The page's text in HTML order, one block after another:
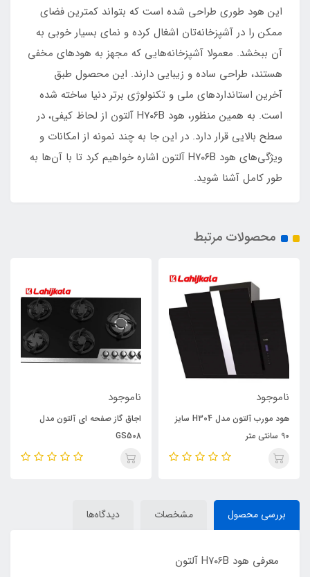
این هود طوری طراحی شده است که بتواند کمترین فضای
ممکن را در آشپزخانه‌تان اشغال کرده و نمای بسیار خوبی به
آن ببخشد. معمولا آشپزخانه‌هایی که مجهز به هودهای مخفی
هستند، طراحی ساده و زیبایی دارند. این محصول طبق
آخرین استانداردهای ملی و تکنولوژی برتر دنیا ساخته شده
است. به همین منظور، هود H۷۰۶B آلتون از لحاظ کیفی، در
سطح بالایی قرار دارد. در این جا به چند نمونه از امکانات و
ویژگی‌های هود H۷۰۶B آلتون اشاره خواهیم کرد تا با آن‌ها به
طور کامل آشنا شوید.
محصولات مرتبط
ناموجود
هود مورب آلتون مدل H304 سایز
90 سانتی متر
ناموجود
اجاق گاز صفحه ای آلتون مدل
GS508
بررسی محصول مشخصات دیدگاه‌ها
معرفی هود H۷۰۶B آلتون